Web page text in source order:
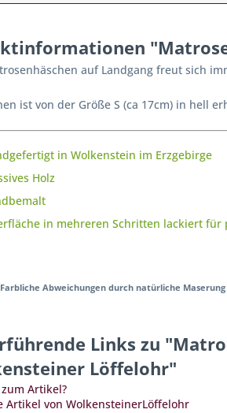
auf Landgang freut sich
ist von der Größe S (ca 17cm) in hell
in Wolkenstein im Erzgebirge
Holz
in mehreren Schritten lackiert für
Farbliche Abweichungen durch natürliche
Links zu
Löffelohr"
Artikel?
Artikel von WolkensteinerLöffelohr